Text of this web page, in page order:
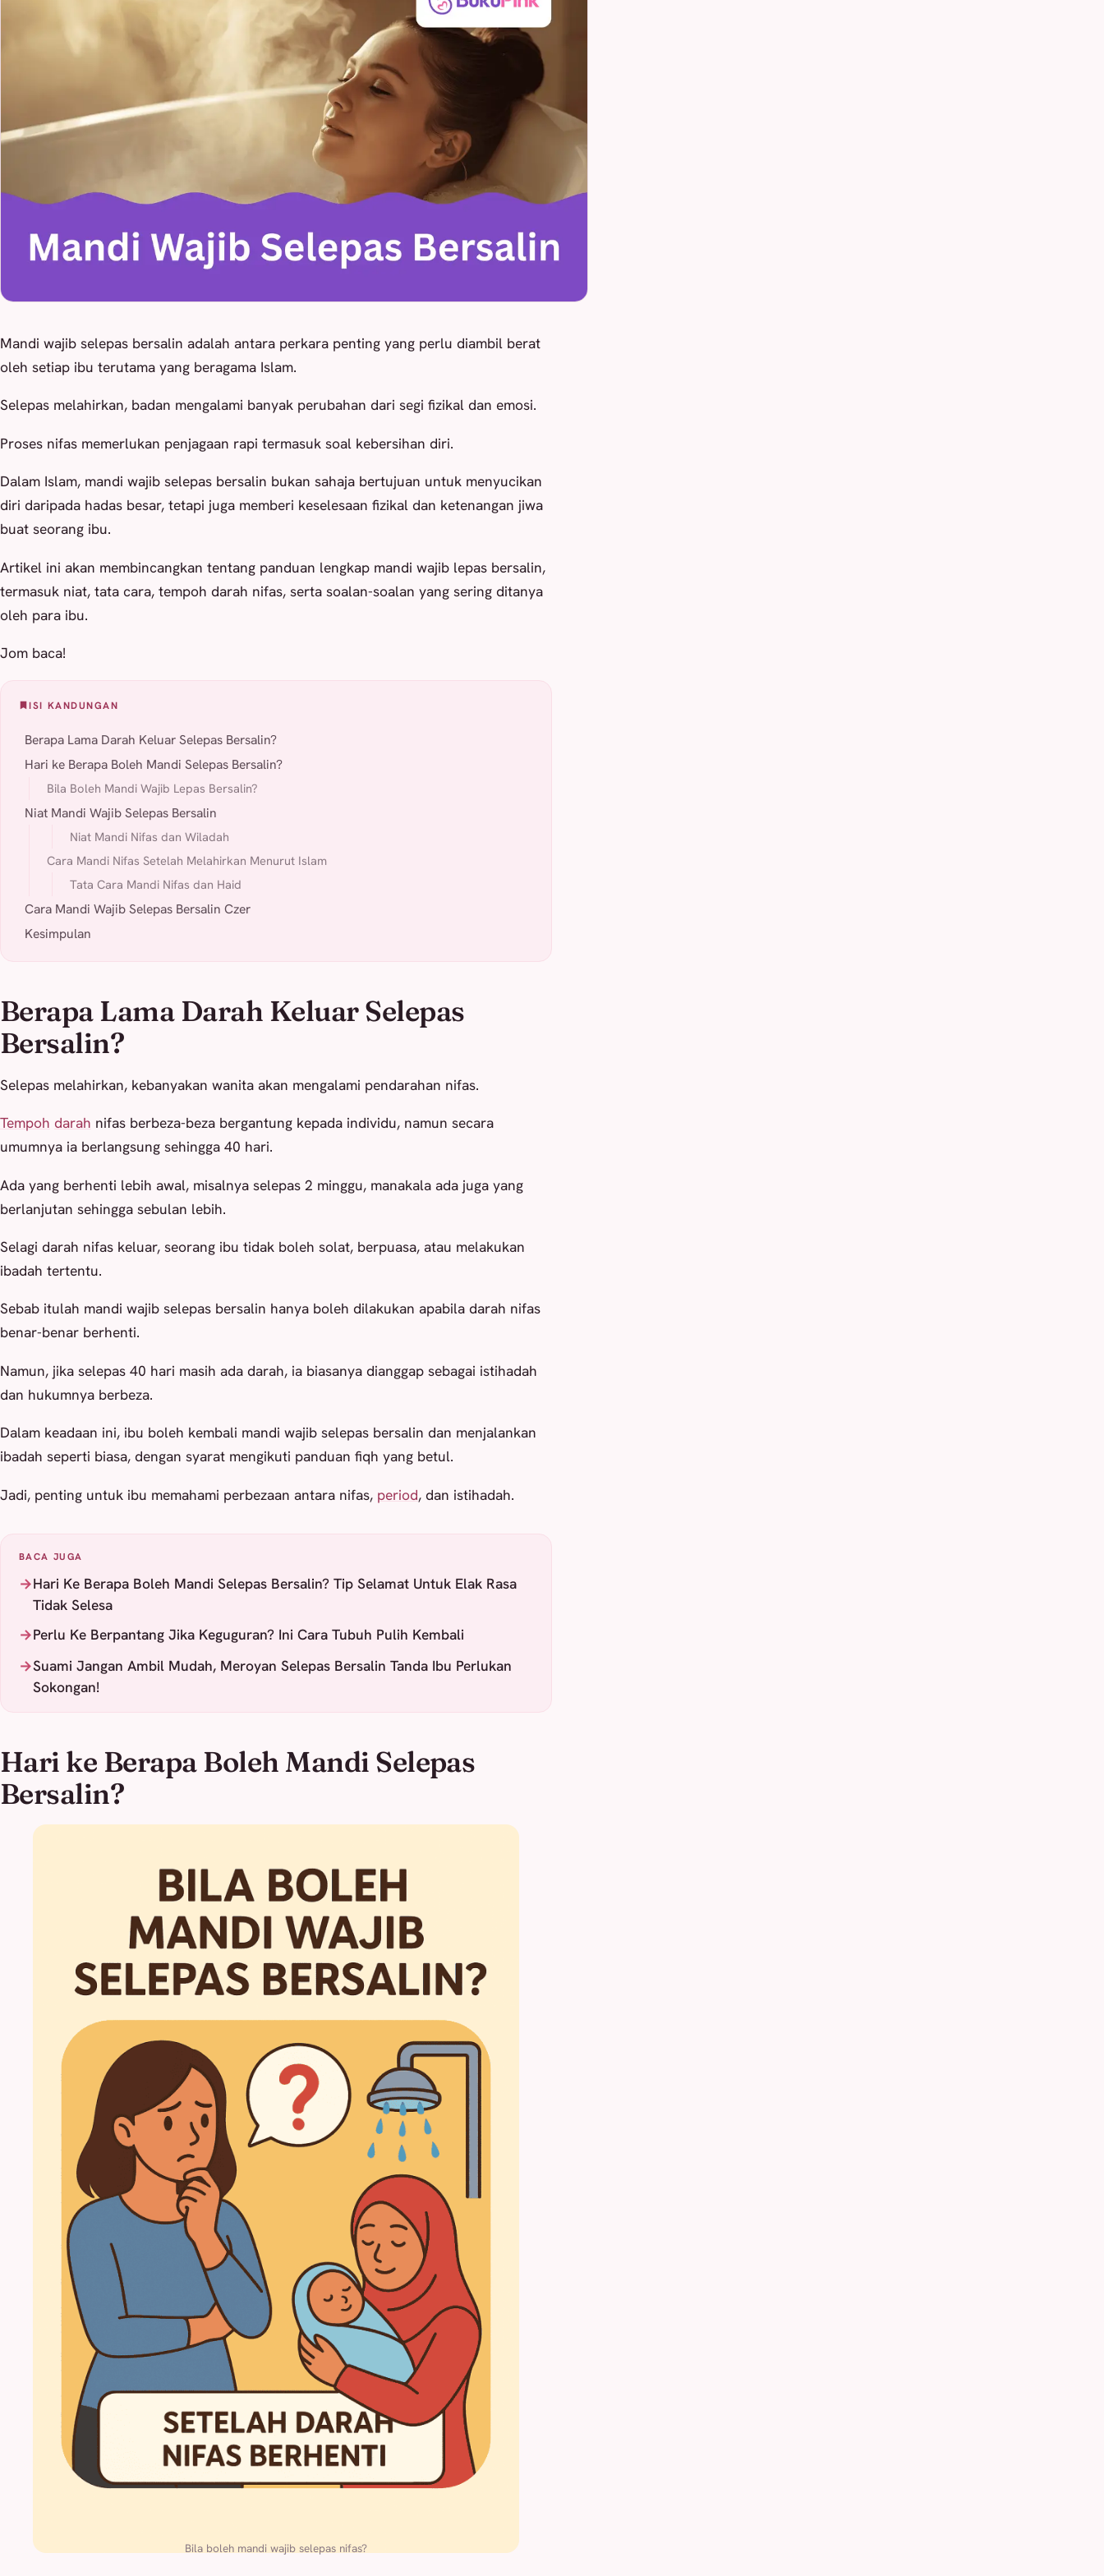
Mandi wajib selepas bersalin adalah antara perkara penting yang perlu diambil berat
oleh setiap ibu terutama yang beragama Islam.
Selepas melahirkan, badan mengalami banyak perubahan dari segi fizikal dan emosi.
Proses nifas memerlukan penjagaan rapi termasuk soal kebersihan diri.
Dalam Islam, mandi wajib selepas bersalin bukan sahaja bertujuan untuk menyucikan
diri daripada hadas besar, tetapi juga memberi keselesaan fizikal dan ketenangan jiwa
buat seorang ibu.
Artikel ini akan membincangkan tentang panduan lengkap mandi wajib lepas bersalin,
termasuk niat, tata cara, tempoh darah nifas, serta soalan-soalan yang sering ditanya
oleh para ibu.
Jom baca!
ISI KANDUNGAN
Berapa Lama Darah Keluar Selepas Bersalin?
Hari ke Berapa Boleh Mandi Selepas Bersalin?
Bila Boleh Mandi Wajib Lepas Bersalin?
Niat Mandi Wajib Selepas Bersalin
Niat Mandi Nifas dan Wiladah
Cara Mandi Nifas Setelah Melahirkan Menurut Islam
Tata Cara Mandi Nifas dan Haid
Cara Mandi Wajib Selepas Bersalin Czer
Kesimpulan
Berapa Lama Darah Keluar Selepas
Bersalin?
Selepas melahirkan, kebanyakan wanita akan mengalami pendarahan nifas.
Tempoh darah nifas berbeza-beza bergantung kepada individu, namun secara
umumnya ia berlangsung sehingga 40 hari.
Ada yang berhenti lebih awal, misalnya selepas 2 minggu, manakala ada juga yang
berlanjutan sehingga sebulan lebih.
Selagi darah nifas keluar, seorang ibu tidak boleh solat, berpuasa, atau melakukan
ibadah tertentu.
Sebab itulah mandi wajib selepas bersalin hanya boleh dilakukan apabila darah nifas
benar-benar berhenti.
Namun, jika selepas 40 hari masih ada darah, ia biasanya dianggap sebagai istihadah
dan hukumnya berbeza.
Dalam keadaan ini, ibu boleh kembali mandi wajib selepas bersalin dan menjalankan
ibadah seperti biasa, dengan syarat mengikuti panduan fiqh yang betul.
Jadi, penting untuk ibu memahami perbezaan antara nifas, period, dan istihadah.
BACA JUGA
Hari Ke Berapa Boleh Mandi Selepas Bersalin? Tip Selamat Untuk Elak Rasa
Tidak Selesa
Perlu Ke Berpantang Jika Keguguran? Ini Cara Tubuh Pulih Kembali
Suami Jangan Ambil Mudah, Meroyan Selepas Bersalin Tanda Ibu Perlukan
Sokongan!
Hari ke Berapa Boleh Mandi Selepas
Bersalin?
Bila boleh mandi wajib selepas nifas?